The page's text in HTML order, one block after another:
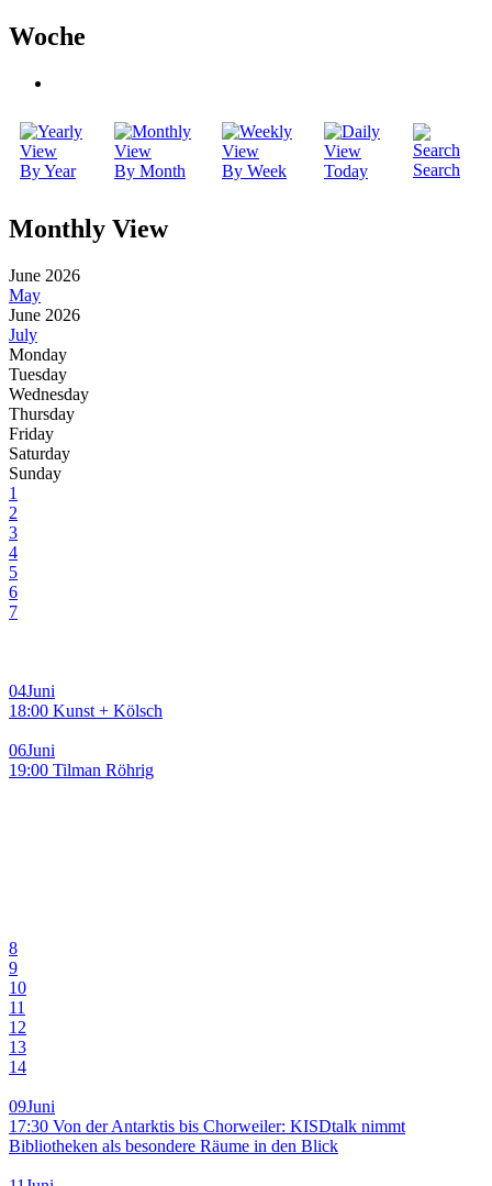
Woche
By Year By Month By Week Today Search
Monthly View
June 2026
May
June 2026
July
Monday
Tuesday
Wednesday
Thursday
Friday
Saturday
Sunday
1
2
3
4
5
6
7
04Juni
18:00 Kunst + Kölsch
06Juni
19:00 Tilman Röhrig
8
9
10
11
12
13
14
09Juni
17:30 Von der Antarktis bis Chorweiler: KISDtalk nimmt
Bibliotheken als besondere Räume in den Blick